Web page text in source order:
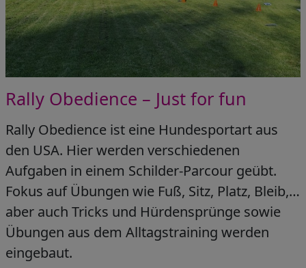
Rally Obedience – Just for fun
Rally Obedience ist eine Hundesportart aus
den USA. Hier werden verschiedenen
Aufgaben in einem Schilder-Parcour geübt.
Fokus auf Übungen wie Fuß, Sitz, Platz, Bleib,…
aber auch Tricks und Hürdensprünge sowie
Übungen aus dem Alltagstraining werden
eingebaut.